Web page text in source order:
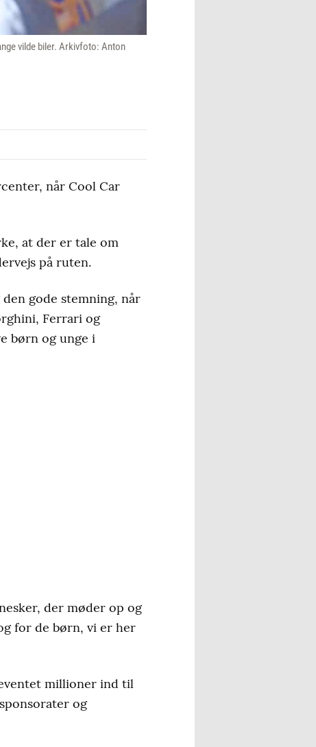
vilde biler. Arkivfoto: Anton
når Cool Car
at der er tale om
på ruten.
gode stemning, når
Ferrari og
børn og unge i
der møder op og
for de børn, vi er her
millioner ind til
og